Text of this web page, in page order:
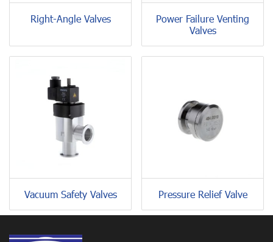
Right-Angle Valves
Power Failure Venting
Valves
Vacuum Safety Valves Pressure Relief Valve